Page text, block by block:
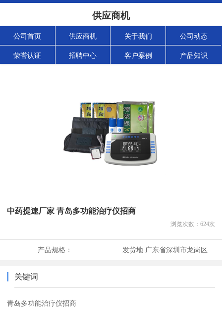
供应商机
公司首页 供应商机 关于我们 公司动态
荣誉认证 招聘中心 客户案例 产品知识
中药提速厂家 青岛多功能治疗仪招商
浏览次数： 624次
产品规格： 发货地:广东省深圳市龙岗区
关键词
青岛多功能治疗仪招商